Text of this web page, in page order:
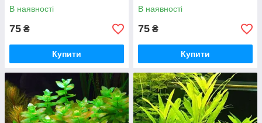
В наявності
75 ₴
Купити
В наявності
75 ₴
Купити